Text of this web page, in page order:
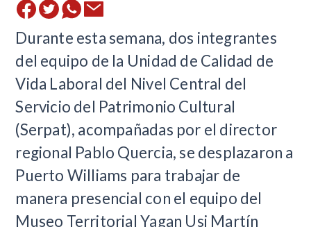
Durante esta semana, dos integrantes
del equipo de la Unidad de Calidad de
Vida Laboral del Nivel Central del
Servicio del Patrimonio Cultural
(Serpat), acompañadas por el director
regional Pablo Quercia, se desplazaron a
Puerto Williams para trabajar de
manera presencial con el equipo del
Museo Territorial Yagan Usi Martín